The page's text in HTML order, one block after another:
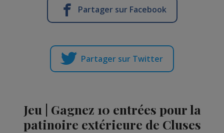
Partager sur Facebook
Partager sur Twitter
Jeu | Gagnez 10 entrées pour la
patinoire extérieure de Cluses